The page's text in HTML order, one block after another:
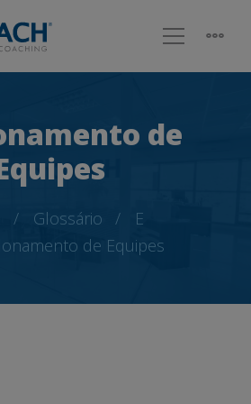
de
Glossário
E
de Equipes